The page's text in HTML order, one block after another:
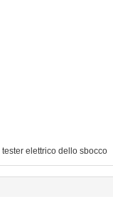
tester elettrico dello sbocco